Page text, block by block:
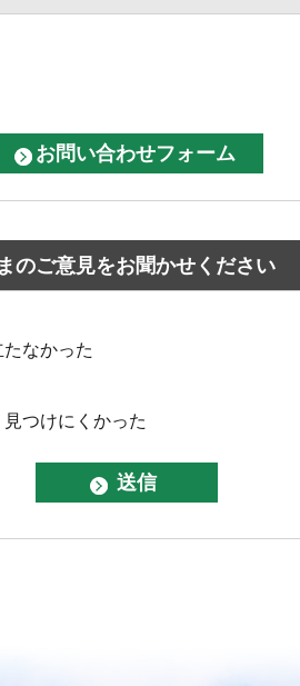
のご意見をお聞かせください
なかった
見つけにくかった